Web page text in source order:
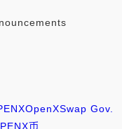
OpenXSwap Gov.
币